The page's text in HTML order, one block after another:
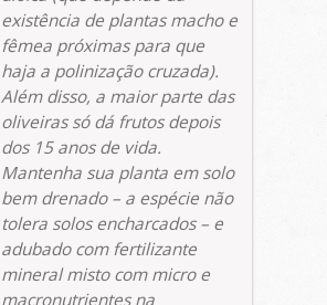
existência de plantas macho e
fêmea próximas para que
haja a polinização cruzada).
Além disso, a maior parte das
oliveiras só dá frutos depois
dos 15 anos de vida.
Mantenha sua planta em solo
bem drenado – a espécie não
tolera solos encharcados – e
adubado com fertilizante
mineral misto com micro e
macronutrientes na